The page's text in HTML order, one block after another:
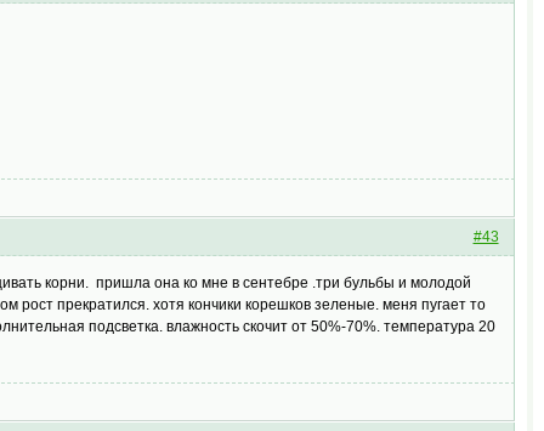
#43
корни. пришла она ко мне в сентебре .три бульбы и молодой
прекратился. хотя кончики корешков зеленые. меня пугает то
подсветка. влажность скочит от 50%-70%. температура 20